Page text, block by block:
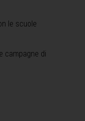
le scuole
campagne di